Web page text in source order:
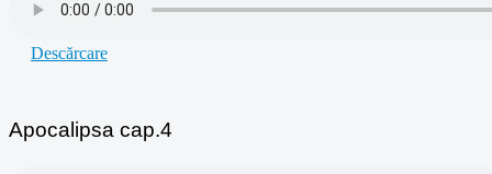
Descărcare
Apocalipsa cap.4